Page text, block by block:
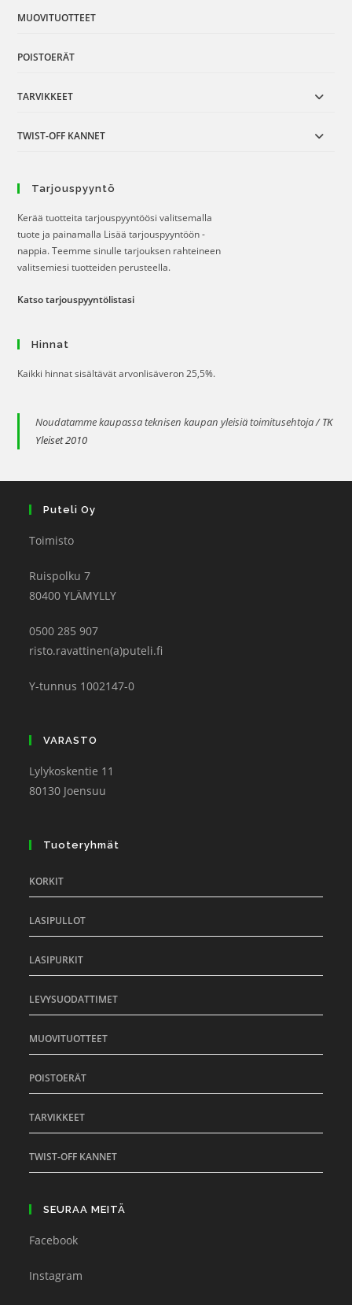
MUOVITUOTTEET
POISTOERÄT
TARVIKKEET
TWIST-OFF KANNET
Tarjouspyyntö
Kerää tuotteita tarjouspyyntöösi valitsemalla
tuote ja painamalla Lisää tarjouspyyntöön -
nappia. Teemme sinulle tarjouksen rahteineen
valitsemiesi tuotteiden perusteella.
Katso tarjouspyyntölistasi
Hinnat
Kaikki hinnat sisältävät arvonlisäveron 25,5%.
Noudatamme kaupassa teknisen kaupan yleisiä toimitusehtoja /TK
Yleiset 2010
Puteli Oy
Toimisto
Ruispolku 7
80400 YLÄMYLLY
0500 285 907
risto.ravattinen(a)puteli.fi
Y-tunnus 1002147-0
VARASTO
Lylykoskentie 11
80130 Joensuu
Tuoteryhmät
KORKIT
LASIPULLOT
LASIPURKIT
LEVYSUODATTIMET
MUOVITUOTTEET
POISTOERÄT
TARVIKKEET
TWIST-OFF KANNET
SEURAA MEITÄ
Facebook
Instagram